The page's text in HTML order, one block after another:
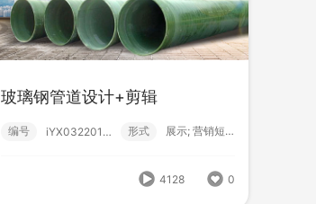
【百家号】专属视频3
222403320002 形式
玻璃钢管道设计+剪辑
编号 iYX03220143 形式 展示; 营销短视频; 玻璃钢; 管件;
4128 0